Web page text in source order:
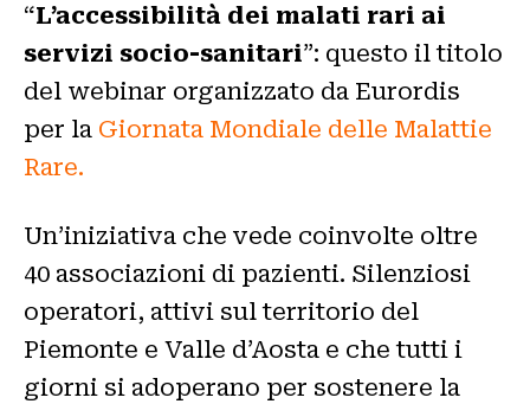
“L’accessibilità dei malati rari ai
servizi socio-sanitari”: questo il titolo
del webinar organizzato da Eurordis
per la Giornata Mondiale delle Malattie
Rare.
Un’iniziativa che vede coinvolte oltre
40 associazioni di pazienti. Silenziosi
operatori, attivi sul territorio del
Piemonte e Valle d’Aosta e che tutti i
giorni si adoperano per sostenere la